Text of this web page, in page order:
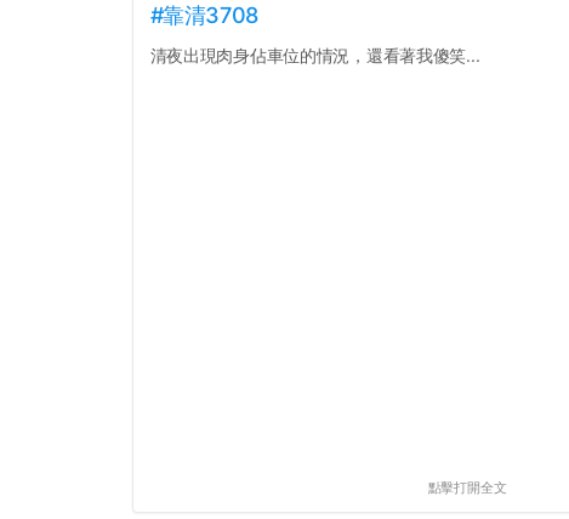
#靠清3708
清夜出現肉身佔車位的情況，還看著我傻笑...
點擊打開全文